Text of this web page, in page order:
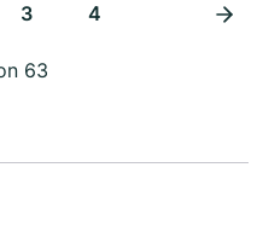
3 4
63